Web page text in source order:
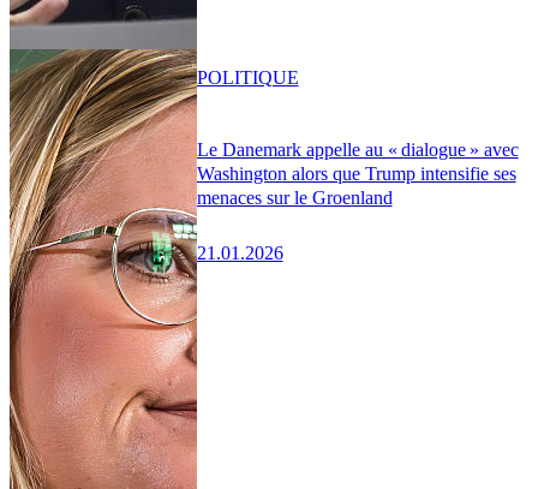
Le Danemark appelle au « dialogue » avec
Washington alors que Trump intensifie ses
menaces sur le Groenland
21.01.2026
POLITIQUE